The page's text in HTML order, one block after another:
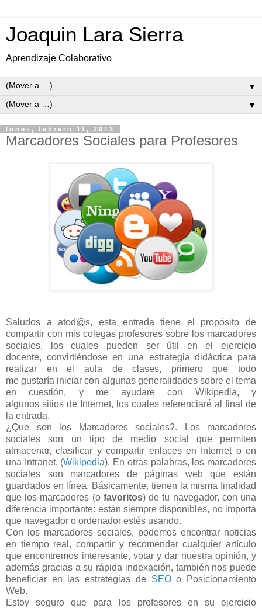
Joaquin Lara Sierra
Aprendizaje Colaborativo
▼
▼
lunes, febrero 11, 2013
Marcadores Sociales para Profesores
Saludos a atod@s, esta entrada tiene el propósito de
compartir con mis colegas profesores sobre los marcadores
sociales, los cuales pueden ser útil en el ejercicio
docente, convirtiéndose en una estrategia didáctica para
realizar en el aula de clases, primero que todo
me gustaría iniciar con algunas generalidades sobre el tema
en cuestión, y me ayudare con Wikipedia, y
algunos sitios de Internet, los cuales referenciaré al final de
la entrada.
¿Que son los Marcadores sociales?. Los marcadores
sociales son un tipo de medio social que permiten
almacenar, clasificar y compartir enlaces en Internet o en
una Intranet. (Wikipedia). En otras palabras, los marcadores
sociales son marcadores de páginas web que están
guardados en línea. Básicamente, tienen la misma finalidad
que los marcadores (o favoritos) de tu navegador, con una
diferencia importante: están siempre disponibles, no importa
que navegador o ordenador estés usando.
Con los marcadores sociales, podemos encontrar noticias
en tiempo real, compartir y recomendar cualquier artículo
que encontremos interesante, votar y dar nuestra opinión, y
además gracias a su rápida indexación, también nos puede
beneficiar en las estrategias de SEOo Posicionamiento
Web.
Estoy seguro que para los profesores en su ejercicio